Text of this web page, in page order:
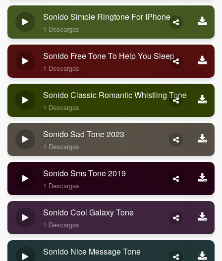
Sonido Simple Ringtone For IPhone
1 Descargas
Sonido Free Tone To Help You Sleep
1 Descargas
Sonido Classic Romantic Whistling Tone
1 Descargas
Sonido Sad Tone 2023
1 Descargas
Sonido Sms Tone 2019
1 Descargas
Sonido Cool Galaxy Tone
1 Descargas
Sonido Nice Message Tone